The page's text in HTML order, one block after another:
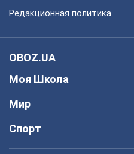
Редакционная политика
OBOZ.UA
Моя Школа
Мир
Спорт